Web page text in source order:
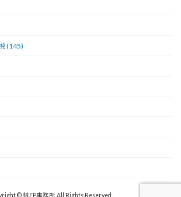
(145)
© 林FP事務所 All Rights Reserved.